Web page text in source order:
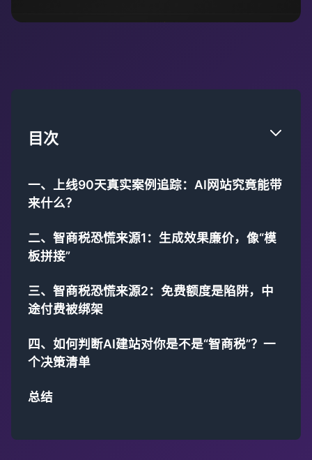
目次
一、上线90天真实案例追踪：AI网站究竟能带
来什么？
二、智商税恐慌来源1：生成效果廉价，像“模
板拼接”
三、智商税恐慌来源2：免费额度是陷阱，中
途付费被绑架
四、如何判断AI建站对你是不是“智商税”？一
个决策清单
总结